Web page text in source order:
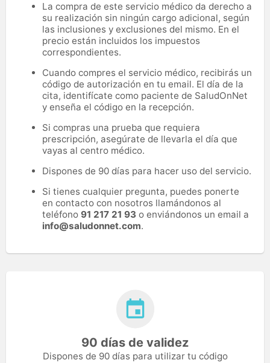
La compra de este servicio médico da derecho a
su realización sin ningún cargo adicional, según
las inclusiones y exclusiones del mismo. En el
precio están incluidos los impuestos
correspondientes.
Cuando compres el servicio médico, recibirás un
código de autorización en tu email. El día de la
cita, identifícate como paciente de SaludOnNet
y enseña el código en la recepción.
Si compras una prueba que requiera
prescripción, asegúrate de llevarla el día que
vayas al centro médico.
Dispones de 90 días para hacer uso del servicio.
Si tienes cualquier pregunta, puedes ponerte
en contacto con nosotros llamándonos al
teléfono 91 217 21 93 o enviándonos un email a
info@saludonnet.com.
90 días de validez
Dispones de 90 días para utilizar tu código